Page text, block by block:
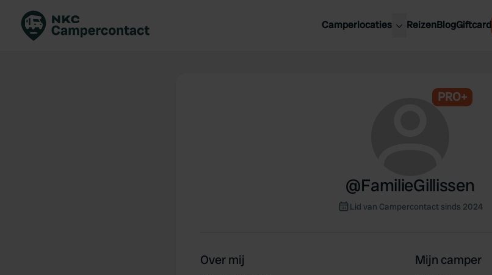
Camperlocaties ReizenBlogGiftcard
PRO+
@FamilieGillissen
Lid van Campercontact sinds 2024
Over mij Mijn camper